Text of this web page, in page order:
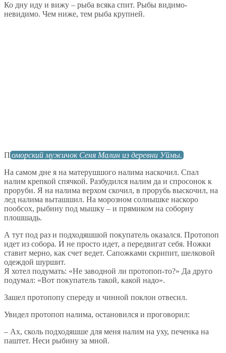
Ко дну иду и вижу – рыба всяка спит. Рыбы видимо-
невидимо. Чем ниже, тем рыба крупней.
П оморский мужичок Сеня Малин из деревни Уймы.
На самом дне я на матерушшого налима наскочил. Спал
налим крепкой спячкой. Разбудился налим да и спросонок к
проруби. Я на налима верхом скочил, в прорубь выскочил, на
лед налима выташшил. На морозном солнышке наскоро
пообсох, рыбину под мышку – и прямиком на соборну
плошшадь.
А тут под раз и подходяшшой покупатель оказался. Протопоп
идет из собора. И не просто идет, а передвигат себя. Ножки
ставит мерно, как счет ведет. Сапожками скрипит, шелковой
одеждой шуршит.
Я хотел подумать: «Не заводной ли протопоп-то?» Да друго
подумал: «Вот покупатель такой, какой надо».
Зашел протопопу спереду и чинной поклон отвесил.
Увидел протопоп налима, остановился и проговорил:
– Ах, сколь подходяшше для меня налим на уху, печенка на
паштет. Неси рыбину за мной.